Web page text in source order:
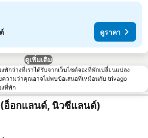
ดูราคา
ดูเพิ่มเติม
พักว่างที่เราได้รับจากเว็บไซต์จองที่พักเปลี่ยนแปลง
ความว่าคุณอาจไม่พบข้อเสนอที่เหมือนกับ trivago
งที่พัก
อ็อกแลนด์, นิวซีแลนด์)